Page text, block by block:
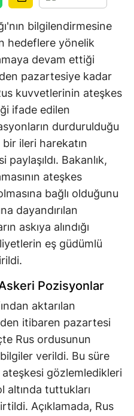
bilgilendirmesine
hedeflere yönelik
devam ettiği
pazartesiye kadar
kuvvetlerinin ateşkes
ifade edilen
durdurulduğu
ileri harekatın
Bakanlık,
ateşkes
bağlı olduğunu
dayandırılan
askıya alındığı
eş güdümlü
Pozisyonlar
aktarılan
itibaren pazartesi
Rus ordusunun
verildi. Bu süre
gözlemledikleri
tuttukları
Açıklamada, Rus